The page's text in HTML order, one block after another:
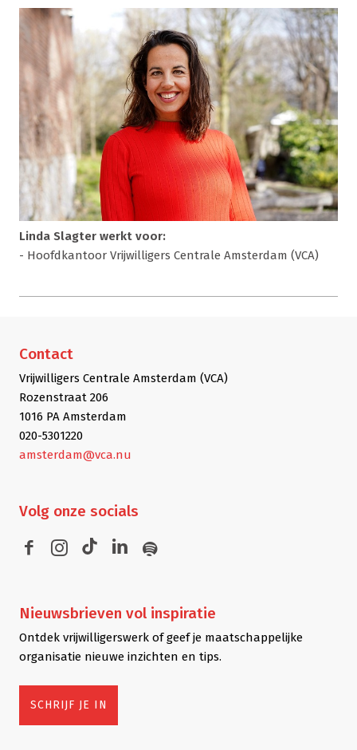
Linda Slagter werkt voor:
- Hoofdkantoor Vrijwilligers Centrale Amsterdam (VCA)
Contact
Vrijwilligers Centrale Amsterdam (VCA)
Rozenstraat 206
1016 PA Amsterdam
020-5301220
amsterdam@vca.nu
Volg onze socials
Nieuwsbrieven vol inspiratie
Ontdek vrijwilligerswerk of geef je maatschappelijke
organisatie nieuwe inzichten en tips.
SCHRIJF JE IN